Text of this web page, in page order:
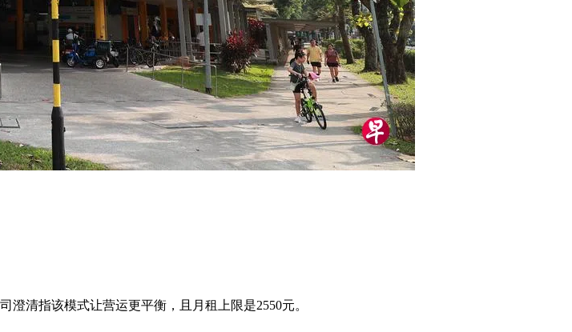
清指该模式让营运更平衡，且月租上限是2550元。